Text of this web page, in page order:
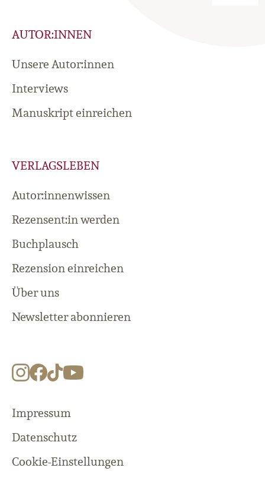
AUTOR:INNEN
Unsere Autor:innen
Interviews
Manuskript einreichen
VERLAGSLEBEN
Autor:innenwissen
Rezensent:in werden
Buchplausch
Rezension einreichen
Über uns
Newsletter abonnieren
Impressum
Datenschutz
Cookie-Einstellungen